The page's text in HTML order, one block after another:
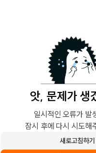
앗, 문제가 생
일시적인 오류가 발
잠시 후에 다시 시도해
새로고침하기